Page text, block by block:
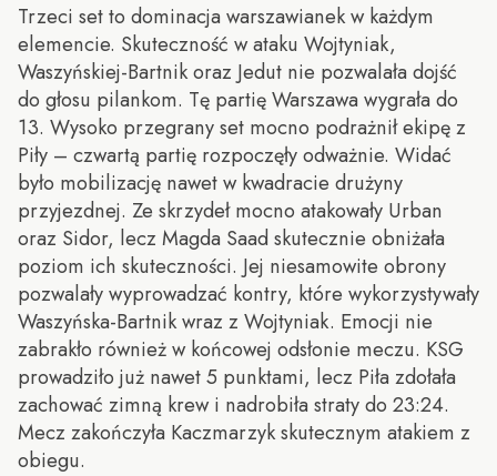
Trzeci set to dominacja warszawianek w każdym
elemencie. Skuteczność w ataku Wojtyniak,
Waszyńskiej-Bartnik oraz Jedut nie pozwalała dojść
do głosu pilankom. Tę partię Warszawa wygrała do
13. Wysoko przegrany set mocno podrażnił ekipę z
Piły – czwartą partię rozpoczęły odważnie. Widać
było mobilizację nawet w kwadracie drużyny
przyjezdnej. Ze skrzydeł mocno atakowały Urban
oraz Sidor, lecz Magda Saad skutecznie obniżała
poziom ich skuteczności. Jej niesamowite obrony
pozwalały wyprowadzać kontry, które wykorzystywały
Waszyńska-Bartnik wraz z Wojtyniak. Emocji nie
zabrakło również w końcowej odsłonie meczu. KSG
prowadziło już nawet 5 punktami, lecz Piła zdołała
zachować zimną krew i nadrobiła straty do 23:24.
Mecz zakończyła Kaczmarzyk skutecznym atakiem z
obiegu.